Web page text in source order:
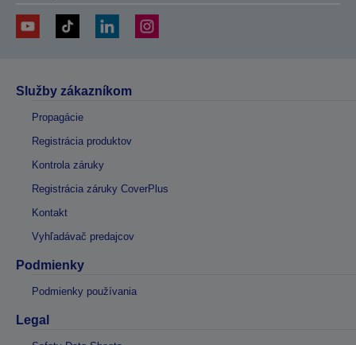
Služby zákazníkom
Propagácie
Registrácia produktov
Kontrola záruky
Registrácia záruky CoverPlus
Kontakt
Vyhľadávač predajcov
Podmienky
Podmienky používania
Legal